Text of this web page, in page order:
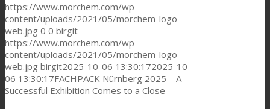
联系我们
Search
https://www.morchem.com/wp-
content/uploads/2021/05/morchem-logo-
web.jpg 0 0 birgit
https://www.morchem.com/wp-
content/uploads/2021/05/morchem-logo-
web.jpg birgit2025-10-06 13:30:172025-10-
06 13:30:17FACHPACK Nürnberg 2025 – A
Successful Exhibition Comes to a Close